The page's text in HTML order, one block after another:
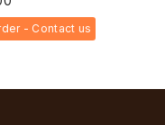
- Contact us